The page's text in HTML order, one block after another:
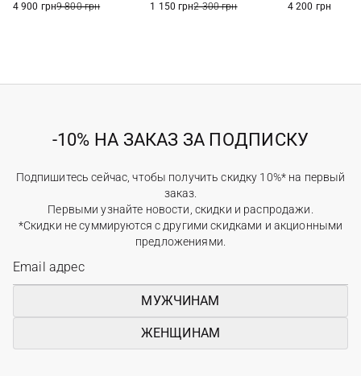
4 900 грн9 800 грн
1 150 грн2 300 грн
4 200 грн
-10% НА ЗАКАЗ ЗА ПОДПИСКУ
Подпишитесь сейчас, чтобы получить скидку 10%* на первый
заказ.
Первыми узнайте новости, скидки и распродажи.
*Скидки не суммируются с другими скидками и акционными
предложениями.
МУЖЧИНАМ
ЖЕНЩИНАМ